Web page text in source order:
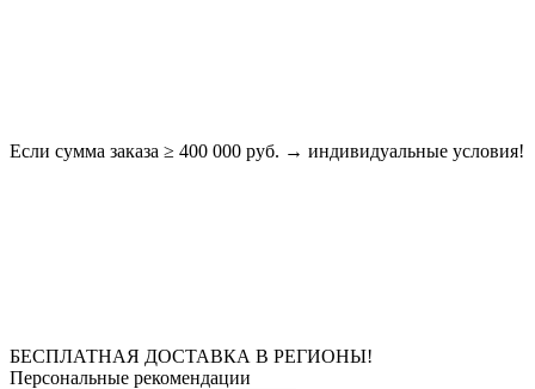
Если сумма заказа ≥ 400 000 руб. → индивидуальные условия!
БЕСПЛАТНАЯ ДОСТАВКА В РЕГИОНЫ!
Персональные рекомендации